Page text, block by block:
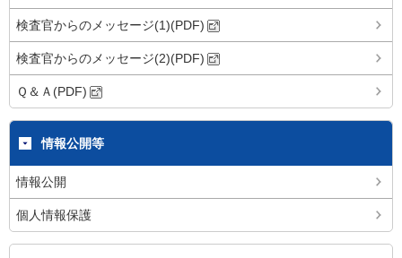
検査官からのメッセージ(1)(PDF)
検査官からのメッセージ(2)(PDF)
Ｑ＆Ａ(PDF)
情報公開等
情報公開
個人情報保護